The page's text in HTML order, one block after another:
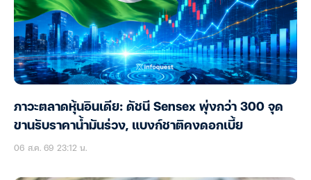
ภาวะตลาดหุ้นอินเดีย: ดัชนี Sensex พุ่งกว่า 300 จุด
ขานรับราคาน้ำมันร่วง, แบงก์ชาติคงดอกเบี้ย
06 ส.ค. 69 23:12 น.